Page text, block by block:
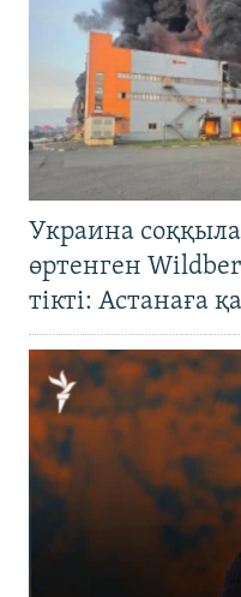
Украина
өртенген
тікті: Астанаға